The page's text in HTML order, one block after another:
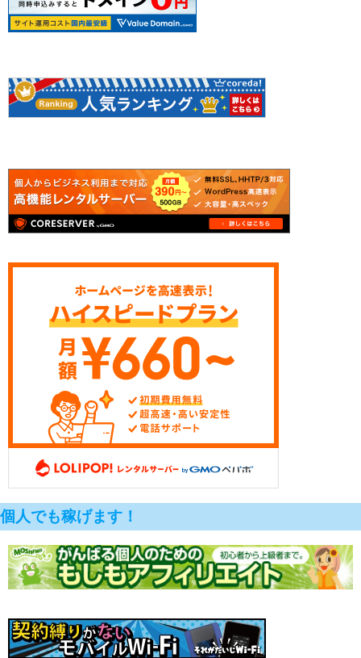
個人でも稼げます！